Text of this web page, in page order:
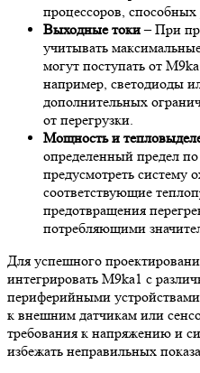
процессоров, способных
Выходные токи– При
учитывать
могут поступать от
например, светодиоды
дополнительных
от перегрузки.
Мощность и
определенный предел
предусмотреть систему
соответствующие
предотвращения
потребляющими
Для успешного
интегрировать M9ka1 с
периферийными
к внешним датчикам или
требования к напряжению и
избежать неправильных